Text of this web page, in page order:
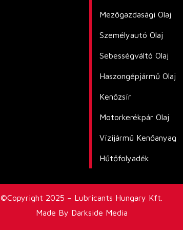
Mezőgazdasági Olaj
Személyautó Olaj
Sebességváltó Olaj
Haszongépjármű Olaj
Kenőzsír
Motorkerékpár Olaj
Vízijármű Kenőanyag
Hűtőfolyadék
©Copyright 2025 – Lubricants Hungary Kft.
Made By Darkside Media